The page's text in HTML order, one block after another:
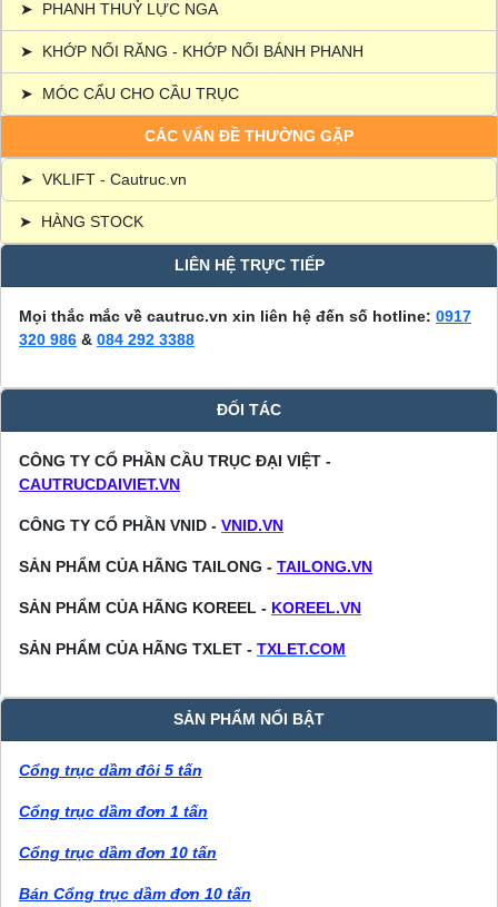
➤ PHANH THUỶ LỰC NGA
➤ KHỚP NỐI RĂNG - KHỚP NỐI BÁNH PHANH
➤ MÓC CẨU CHO CẦU TRỤC
CÁC VẤN ĐỀ THƯỜNG GẶP
➤ VKLIFT - Cautruc.vn
➤ HÀNG STOCK
LIÊN HỆ TRỰC TIẾP
Mọi thắc mắc về cautruc.vn xin liên hệ đến số hotline: 0917
320 986 & 084 292 3388
ĐỐI TÁC
CÔNG TY CỔ PHẦN CẦU TRỤC ĐẠI VIỆT -
CAUTRUCDAIVIET.VN
CÔNG TY CỔ PHẦN VNID - VNID.VN
SẢN PHẨM CỦA HÃNG TAILONG - TAILONG.VN
SẢN PHẨM CỦA HÃNG KOREEL - KOREEL.VN
SẢN PHẨM CỦA HÃNG TXLET - TXLET.COM
SẢN PHẨM NỔI BẬT
Cổng trục dầm đôi 5 tấn
Cổng trục dầm đơn 1 tấn
Cổng trục dầm đơn 10 tấn
Bán Cổng trục dầm đơn 10 tấn